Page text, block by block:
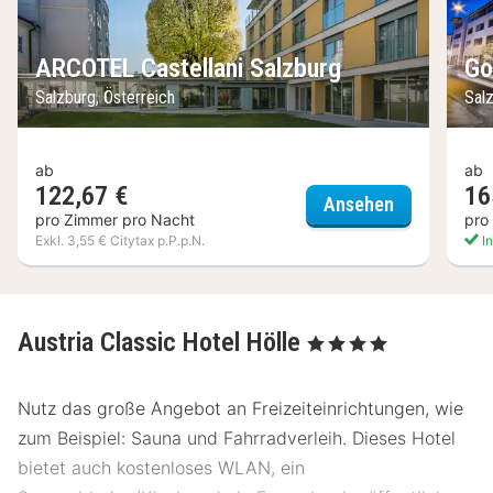
ARCOTEL Castellani Salzburg
Salzburg, Österreich
ab
122,67 €
pro Zimmer pro Nacht
Exkl. 3,55 € Citytax p.P.p.N.
Ansehen ARCOTEL
ab
pro
Austria Classic Hotel Hölle , 4 Sterne
Nutz das große Angebot an Freizeiteinrichtungen, wie
zum Beispiel: Sauna und Fahrradverleih. Dieses Hotel
bietet auch kostenloses WLAN, ein